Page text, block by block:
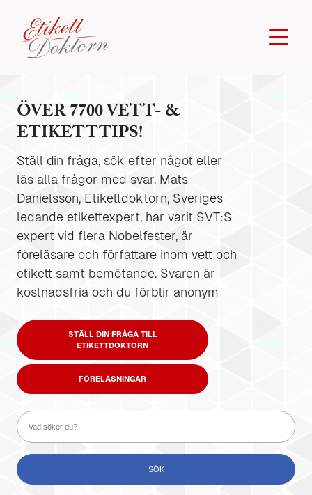
ÖVER 7700 VETT- &
ETIKETTTIPS!
Ställ din fråga, sök efter något eller
läs alla frågor med svar. Mats
Danielsson, Etikettdoktorn, Sveriges
ledande etikettexpert, har varit SVT:S
expert vid flera Nobelfester, är
föreläsare och författare inom vett och
etikett samt bemötande. Svaren är
kostnadsfria och du förblir anonym
STÄLL DIN FRÅGA TILL
ETIKETTDOKTORN
FÖRELÄSNINGAR